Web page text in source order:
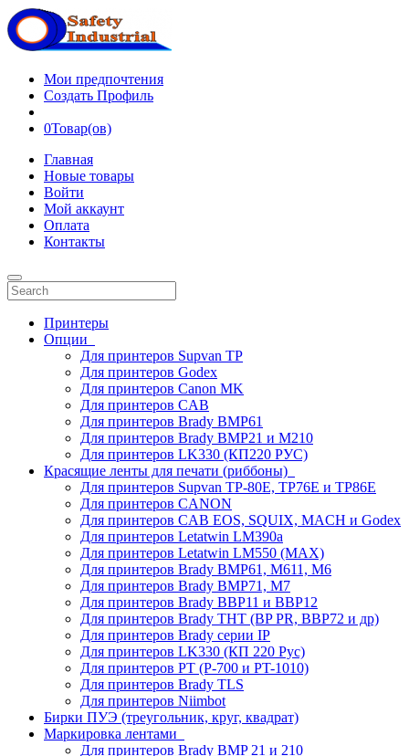
Мои предпочтения
Создать Профиль
0Товар(ов)
Главная
Новые товары
Войти
Мой аккаунт
Оплата
Контакты
Принтеры
Опции
Для принтеров Supvan TP
Для принтеров Godex
Для принтеров Canon MK
Для принтеров CAB
Для принтеров Brady BMP61
Для принтеров Brady BMP21 и M210
Для принтеров LK330 (КП220 РУС)
Красящие ленты для печати (риббоны)
Для принтеров Supvan TP-80E, TP76E и TP86E
Для принтеров CANON
Для принтеров CAB EOS, SQUIX, MACH и Godex
Для принтеров Letatwin LM390a
Для принтеров Letatwin LM550 (MAX)
Для принтеров Brady BMP61, M611, M6
Для принтеров Brady BMP71, M7
Для принтеров Brady BBP11 и BBP12
Для принтеров Brady THT (BP PR, BBP72 и др)
Для принтеров Brady серии IP
Для принтеров LK330 (КП 220 Рус)
Для принтеров PT (P-700 и PT-1010)
Для принтеров Brady TLS
Для принтеров Niimbot
Бирки ПУЭ (треугольник, круг, квадрат)
Маркировка лентами
Для принтеров Brady BMP 21 и 210